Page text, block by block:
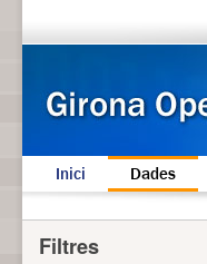
Inici Dades
Filtres